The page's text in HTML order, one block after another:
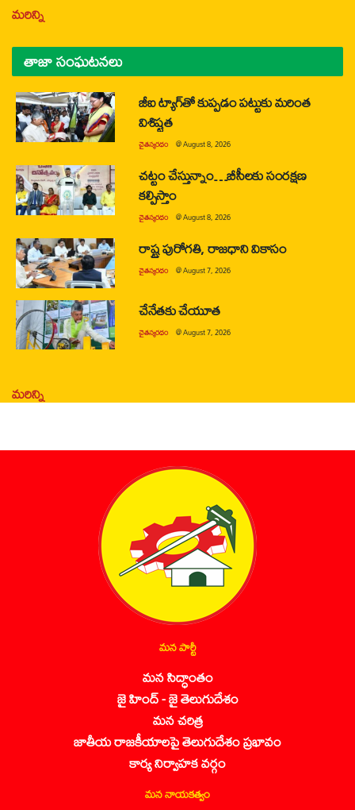
మరిన్ని
తాజా సంఘటనలు
జీఐ ట్యాగ్‌తో కుప్పడం పట్టుకు మరింత
విశిష్టత
చైతన్యరధం @August 8, 2026
చట్టం చేస్తున్నాం…బీసీలకు సంరక్షణ
కల్పిస్తాం
చైతన్యరధం @August 8, 2026
రాష్ట్ర పురోగతి, రాజధాని వికాసం
చైతన్యరధం @August 7, 2026
చేనేతకు చేయూత
చైతన్యరధం @August 7, 2026
మరిన్ని
మన పార్టీ
మన సిద్ధాంతం
జై హింద్ - జై తెలుగుదేశం
మన చరిత్ర
జాతీయ రాజకీయాలపై తెలుగుదేశం ప్రభావం
కార్య నిర్వాహక వర్గం
మన నాయకత్వం